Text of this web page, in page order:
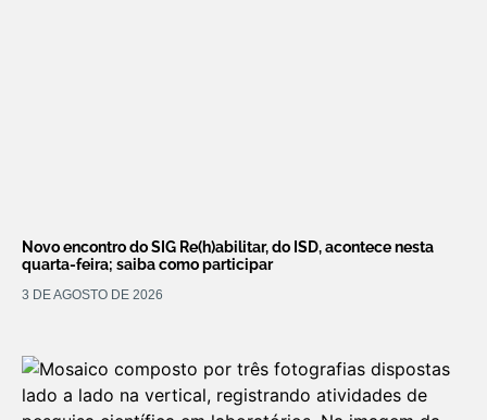
Novo encontro do SIG Re(h)abilitar, do ISD, acontece nesta
quarta-feira; saiba como participar
3 DE AGOSTO DE 2026